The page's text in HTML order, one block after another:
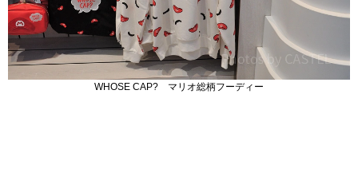
WHOSE CAP? マリオ総柄フーディー